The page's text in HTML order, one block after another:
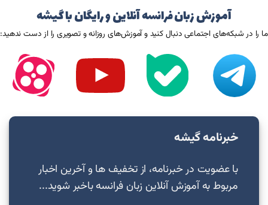
آموزش زبان فرانسه آنلاین و رایگان با گیشه
ما را در شبکه‌های اجتماعی دنبال کنید و آموزش‌های روزانه و تصویری را از دست ندهید:
خبرنامه گیشه
با عضویت در خبرنامه، از تخفیف ها و آخرین اخبار
مربوط به آموزش آنلاین زبان فرانسه باخبر شوید...